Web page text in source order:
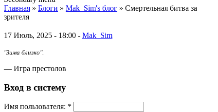
Главная » Блоги » Mak_Sim's блог » Смертельная битва за
зрителя
17 Июль, 2025 - 18:00 - Mak_Sim
"Зима близко".
— Игра престолов
Вход в систему
Имя пoльзовaтeля: *